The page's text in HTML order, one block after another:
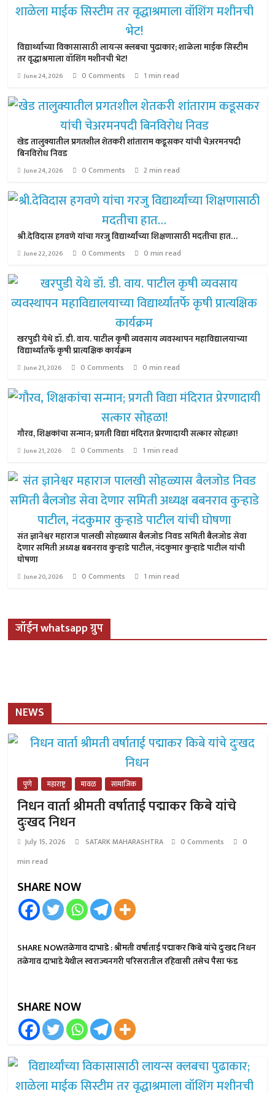
विद्यार्थ्यांच्या विकासासाठी लायन्स क्लबचा पुढाकार; शाळेला माईक सिस्टीम
तर वृद्धाश्रमाला वॉशिंग मशीनची भेट!
June 24, 2026 0 Comments 1 min read
खेड तालुक्यातील प्रगतशील शेतकरी शांताराम कडूसकर यांची चेअरमनपदी
बिनविरोध निवड
June 24, 2026 0 Comments 2 min read
श्री.देविदास हगवणे यांचा गरजु विद्यार्थ्यांच्या शिक्षणासाठी मदतीचा हात…
June 22, 2026 0 Comments 0 min read
खरपुडी येथे डॉ. डी. वाय. पाटील कृषी व्यवसाय व्यवस्थापन महाविद्यालयाच्या
विद्यार्थ्यांतर्फे कृषी प्रात्यक्षिक कार्यक्रम
June 21, 2026 0 Comments 0 min read
गौरव, शिक्षकांचा सन्मान; प्रगती विद्या मंदिरात प्रेरणादायी सत्कार सोहळा!
June 21, 2026 0 Comments 1 min read
संत ज्ञानेश्वर महाराज पालखी सोहळ्यास बैलजोड निवड समिती बैलजोड सेवा
देणार समिती अध्यक्ष बबनराव कुऱ्हाडे पाटील, नंदकुमार कुऱ्हाडे पाटील यांची
घोषणा
June 20, 2026 0 Comments 1 min read
जॉईन whatsapp ग्रुप
NEWS
पुणे महाराष्ट्र मावळ सामाजिक
निधन वार्ता श्रीमती वर्षाताई पद्माकर किबे यांचे
दुःखद निधन
July 15, 2026 SATARK MAHARASHTRA 0 Comments
0
min read
SHARE NOW
SHARE NOWतळेगाव दाभाडे : श्रीमती वर्षाताई पद्माकर किबे यांचे दुःखद निधन
तळेगाव दाभाडे येथील स्वराज्यनगरी परिसरातील रहिवासी तसेच पैसा फंड
SHARE NOW